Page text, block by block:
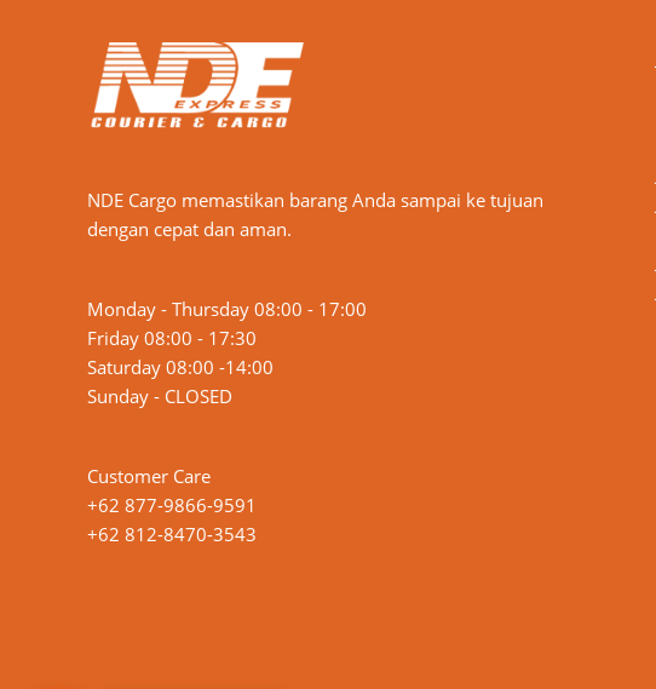
NDE Cargo memastikan barang Anda sampai ke tujuan
dengan cepat dan aman.
Monday - Thursday 08:00 - 17:00
Friday 08:00 - 17:30
Saturday 08:00 -14:00
Sunday - CLOSED
Customer Care
+62 877-9866-9591
+62 812-8470-3543